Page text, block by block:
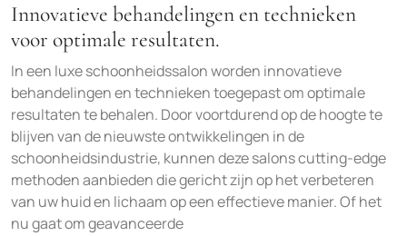
Innovatieve behandelingen en technieken
voor optimale resultaten.
In een luxe schoonheidssalon worden innovatieve
behandelingen en technieken toegepast om optimale
resultaten te behalen. Door voortdurend op de hoogte te
blijven van de nieuwste ontwikkelingen in de
schoonheidsindustrie, kunnen deze salons cutting-edge
methoden aanbieden die gericht zijn op het verbeteren
van uw huid en lichaam op een effectieve manier. Of het
nu gaat om geavanceerde